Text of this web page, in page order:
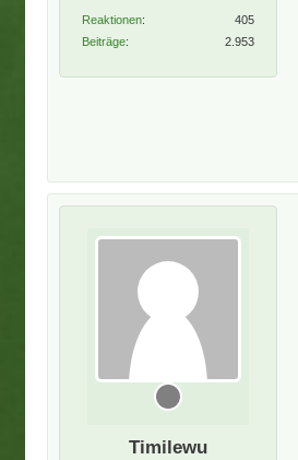
Reaktionen
405
Beiträge
2.953
Timilewu